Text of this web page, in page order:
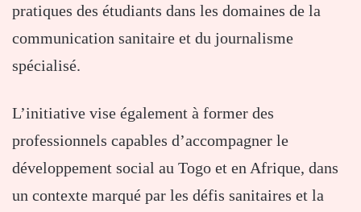
pratiques des étudiants dans les domaines de la
communication sanitaire et du journalisme
spécialisé.
L’initiative vise également à former des
professionnels capables d’accompagner le
développement social au Togo et en Afrique, dans
un contexte marqué par les défis sanitaires et la